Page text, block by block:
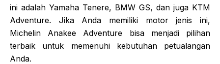
ini adalah Yamaha Tenere, BMW GS, dan juga KTM
Adventure. Jika Anda memiliki motor jenis ini,
Michelin Anakee Adventure bisa menjadi pilihan
terbaik untuk memenuhi kebutuhan petualangan
Anda.